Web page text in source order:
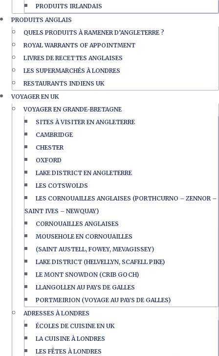
PRODUITS IRLANDAIS
PRODUITS ANGLAIS
QUELS PRODUITS À RAMENER D’ANGLETERRE ?
ROYAL WARRANTS OF APPOINTMENT
LIVRES DE RECETTES ANGLAISES
LES SUPERMARCHÉS À LONDRES
RESTAURANTS INDIENS UK
VOYAGER EN UK
VOYAGER EN GRANDE-BRETAGNE
SITES À VISITER EN ANGLETERRE
CAMBRIDGE
CHESTER
OXFORD
LAKE DISTRICT EN ANGLETERRE
LES COTSWOLDS
LES CORNOUAILLES ANGLAISES (PORTHCURNO – ZENNOR –
SAINT IVES – NEWQUAY)
CORNOUAILLES ANGLAISES
MOUSEHOLE EN CORNOUAILLES
(SAINT AUSTELL, FOWEY, MEVAGISSEY)
LAKE DISTRICT (HELVELLYN, SCAFELL PIKE)
LE MONT SNOWDON (CRIB GOCH)
LLANGOLLEN AU PAYS DE GALLES
PORTMEIRION (VOYAGE AU PAYS DE GALLES)
ADRESSES À LONDRES
ÉCOLES DE CUISINE EN UK
LA CUISINE À LONDRES
LES FÊTES À LONDRES